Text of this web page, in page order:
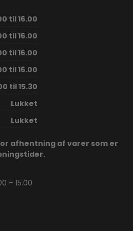
til 16.00
til 16.00
til 16.00
til 16.00
til 15.30
Lukket
Lukket
afhentning af varer som er
– 15.00